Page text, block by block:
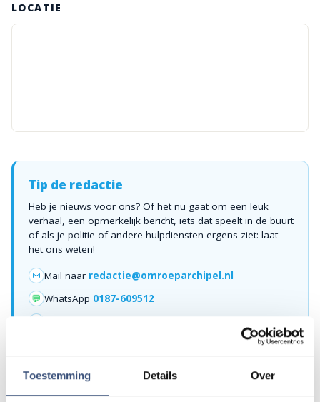
Toestemming Details Over
LOCATIE
Tip de redactie
Heb je nieuws voor ons? Of het nu gaat om een leuk
verhaal, een opmerkelijk bericht, iets dat speelt in de buurt
of als je politie of andere hulpdiensten ergens ziet: laat
het ons weten!
Mail naar redactie@omroeparchipel.nl
💬 WhatsApp 0187-609512
Foutje gezien of twijfel over een advertentie?
Zie je een fout in dit artikel, werkt iets niet goed of kom je een